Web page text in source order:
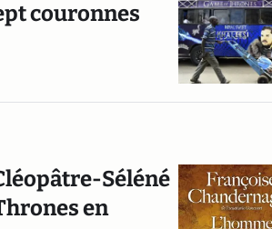
couronnes
Séléné
en